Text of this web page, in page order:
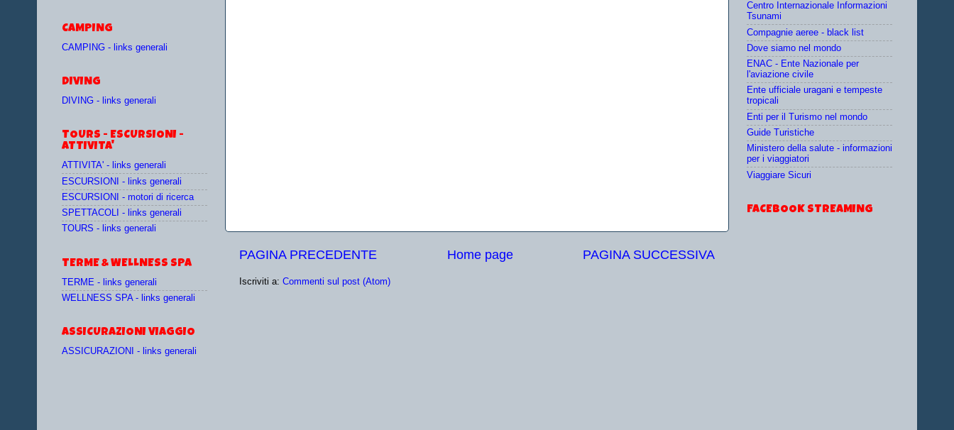
PAGINA PRECEDENTE PAGINA SUCCESSIVA
Home page
Iscriviti a: Commenti sul post (Atom)
CAMPING
CAMPING - links generali
DIVING
DIVING - links generali
TOURS - ESCURSIONI -
ATTIVITA'
ATTIVITA' - links generali
ESCURSIONI - links generali
ESCURSIONI - motori di ricerca
SPETTACOLI - links generali
TOURS - links generali
TERME & WELLNESS SPA
TERME - links generali
WELLNESS SPA - links generali
ASSICURAZIONI VIAGGIO
ASSICURAZIONI - links generali
Centro Internazionale Informazioni
Tsunami
Compagnie aeree - black list
Dove siamo nel mondo
ENAC - Ente Nazionale per
l'aviazione civile
Ente ufficiale uragani e tempeste
tropicali
Enti per il Turismo nel mondo
Guide Turistiche
Ministero della salute - informazioni
per i viaggiatori
Viaggiare Sicuri
FACEBOOK STREAMING